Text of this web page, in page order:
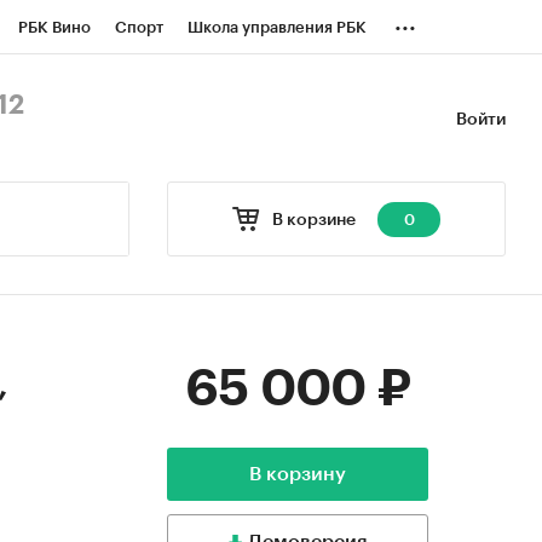
РБК Вино Спорт Школа управления РБК ...
Войти
В корзине 0
65 000 ₽
В корзину